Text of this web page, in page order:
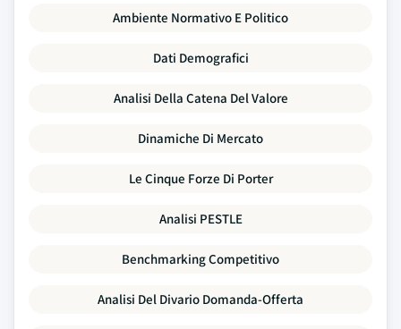
Ambiente Normativo E Politico
Dati Demografici
Analisi Della Catena Del Valore
Dinamiche Di Mercato
Le Cinque Forze Di Porter
Analisi PESTLE
Benchmarking Competitivo
Analisi Del Divario Domanda-Offerta